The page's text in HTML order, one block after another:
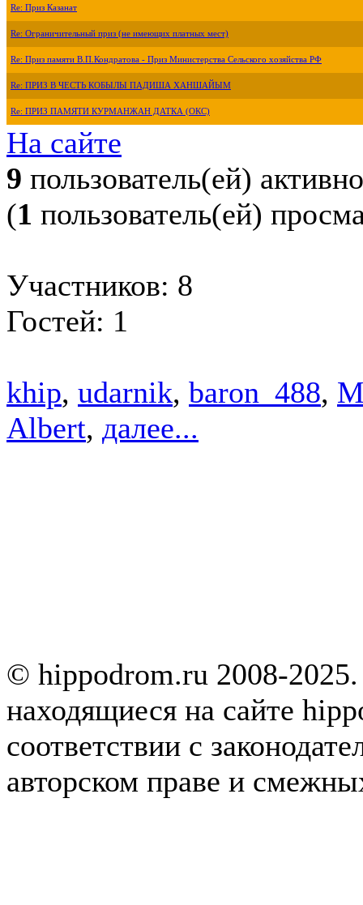
Re: Приз Казанат
Re: Ограничительный приз (не имеющих платных мест)
Re: Приз памяти В.П.Кондратова - Приз Министерства Сельского хозяйства РФ
Re: ПРИЗ В ЧЕСТЬ КОБЫЛЫ ПАДИША ХАНШАЙЫМ
Re: ПРИЗ ПАМЯТИ КУРМАНЖАН ДАТКА (ОКС)
На сайте
9 пользователь(ей) активно
(1 пользователь(ей)
Участников: 8
Гостей: 1
khip, udarnik, baron_488,
Albert, далее...
© hippodrom.ru 2008-
находящиеся на сайте
соответствии с
авторском праве и